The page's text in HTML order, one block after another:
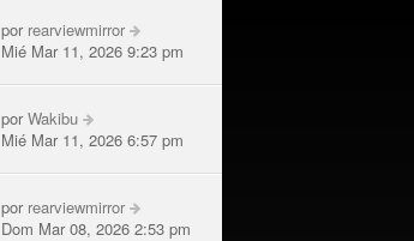
por rearviewmirror
Mié Mar 11, 2026 9:23 pm
porWakibu
Mié Mar 11, 2026 6:57 pm
por rearviewmirror
Dom Mar 08, 2026 2:53 pm